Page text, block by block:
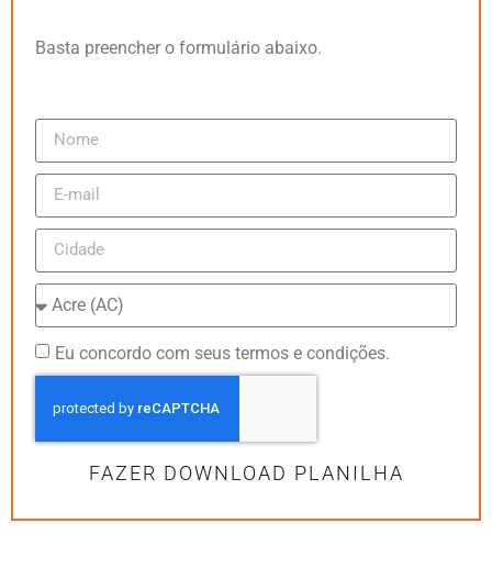
Basta preencher o formulário abaixo.
Eu concordo com seus termos e condições.
FAZER DOWNLOAD PLANILHA